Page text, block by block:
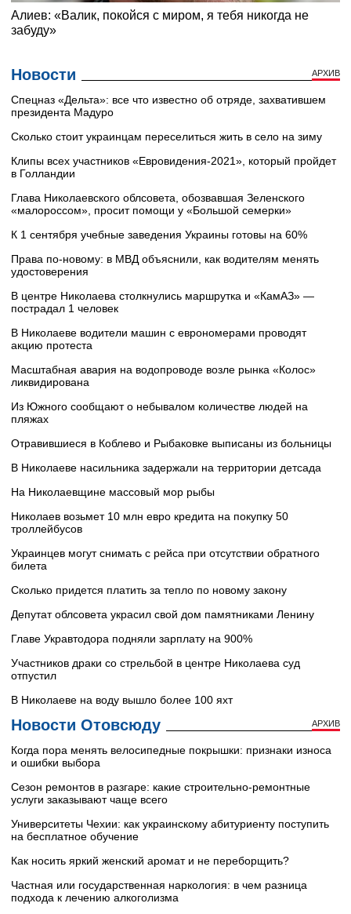
Новости АРХИВ
Cпецназ «Дельта»: все что известно об отряде, захватившем
президента Мадуро
Сколько стоит украинцам переселиться жить в село на зиму
Клипы всех участников «Евровидения-2021», который пройдет
в Голландии
Глава Николаевского облсовета, обозвавшая Зеленского
«малороссом», просит помощи у «Большой семерки»
К 1 сентября учебные заведения Украины готовы на 60%
Права по-новому: в МВД объяснили, как водителям менять
удостоверения
В центре Николаева столкнулись маршрутка и «КамАЗ» —
пострадал 1 человек
В Николаеве водители машин с еврономерами проводят
акцию протеста
Масштабная авария на водопроводе возле рынка «Колос»
ликвидирована
Из Южного сообщают о небывалом количестве людей на
пляжах
Отравившиеся в Коблево и Рыбаковке выписаны из больницы
В Николаеве насильника задержали на территории детсада
На Николаевщине массовый мор рыбы
Николаев возьмет 10 млн евро кредита на покупку 50
троллейбусов
Украинцев могут снимать с рейса при отсутствии обратного
билета
Сколько придется платить за тепло по новому закону
Депутат облсовета украсил свой дом памятниками Ленину
Главе Укравтодора подняли зарплату на 900%
Участников драки со стрельбой в центре Николаева суд
отпустил
В Николаеве на воду вышло более 100 яхт
Новости Отовсюду АРХИВ
Когда пора менять велосипедные покрышки: признаки износа
и ошибки выбора
Сезон ремонтов в разгаре: какие строительно-ремонтные
услуги заказывают чаще всего
Университеты Чехии: как украинскому абитуриенту поступить
на бесплатное обучение
Как носить яркий женский аромат и не переборщить?
Частная или государственная наркология: в чем разница
подхода к лечению алкоголизма